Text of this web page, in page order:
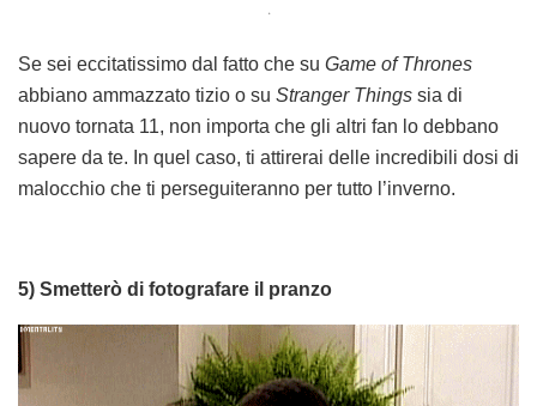
.
Se sei eccitatissimo dal fatto che su Game of Thrones
abbiano ammazzato tizio o su Stranger Things sia di
nuovo tornata 11, non importa che gli altri fan lo debbano
sapere da te. In quel caso, ti attirerai delle incredibili dosi di
malocchio che ti perseguiteranno per tutto l’inverno.
5) Smetterò di fotografare il pranzo